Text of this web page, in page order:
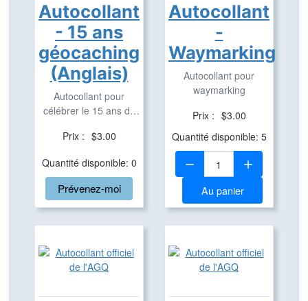
Autocollant
- 15 ans
géocaching
(Anglais)
Autocollant pour
célébrer le 15 ans de
Prix : $3.00
Quantité disponible: 0
Prévenez-moi
Autocollant
-
Waymarking
Autocollant pour
waymarking
Prix : $3.00
Quantité disponible: 5
Quantité:
Au panier